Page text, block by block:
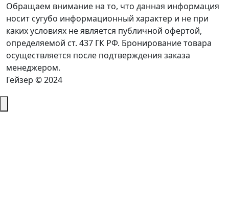
Обращаем внимание на то, что данная информация
носит сугубо информационный характер и не при
каких условиях не является публичной офертой,
определяемой ст. 437 ГК РФ. Бронирование товара
осуществляется после подтверждения заказа
менеджером.
Гейзер © 2024